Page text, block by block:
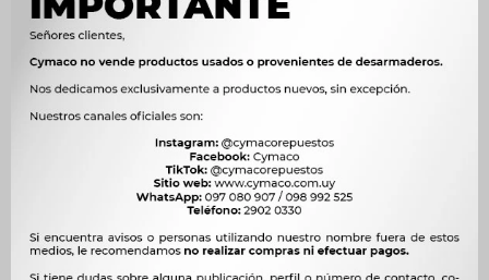
PIPA TERMOSTATO
RENAULT 19 CLIO I 1.2 1.4
NAFTA -
$519
LLAVE CONTACTO
CILINDRO CONTACTO S10
$ 1.254